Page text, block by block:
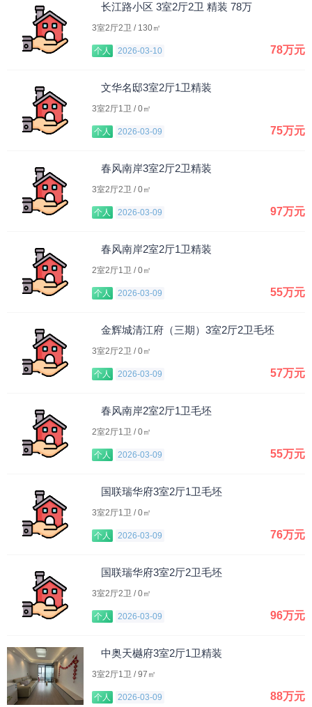
长江路小区 3室2厅2卫 精装 78万
3室2厅2卫 / 130㎡
个人 2026-03-10 78万元
文华名邸3室2厅1卫精装
3室2厅1卫 / 0㎡
个人 2026-03-09 75万元
春风南岸3室2厅2卫精装
3室2厅2卫 / 0㎡
个人 2026-03-09 97万元
春风南岸2室2厅1卫精装
2室2厅1卫 / 0㎡
个人 2026-03-09 55万元
金辉城清江府（三期）3室2厅2卫毛坯
3室2厅2卫 / 0㎡
个人 2026-03-09 57万元
春风南岸2室2厅1卫毛坯
2室2厅1卫 / 0㎡
个人 2026-03-09 55万元
国联瑞华府3室2厅1卫毛坯
3室2厅1卫 / 0㎡
个人 2026-03-09 76万元
国联瑞华府3室2厅2卫毛坯
3室2厅2卫 / 0㎡
个人 2026-03-09 96万元
中奥天樾府3室2厅1卫精装
3室2厅1卫 / 97㎡
个人 2026-03-09 88万元